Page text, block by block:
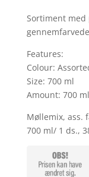
Sortiment
Features:
Colour:
Size: 700 ml
Amount: 700 ml
Møllemix, ass.
700 ml/ 1 ds.,